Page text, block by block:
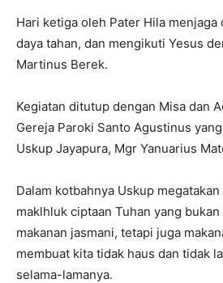
Hari ketiga oleh Pater Hila menjaga
daya tahan, dan mengikuti Yesus
Martinus Berek.
Kegiatan ditutup dengan Misa dan
Gereja Paroki Santo Agustinus
Uskup Jayapura, Mgr Yanuarius
Dalam kotbahnya Uskup
maklhluk ciptaan Tuhan yang
makanan jasmani, tetapi juga
membuat kita tidak haus dan tidak
selama-lamanya.